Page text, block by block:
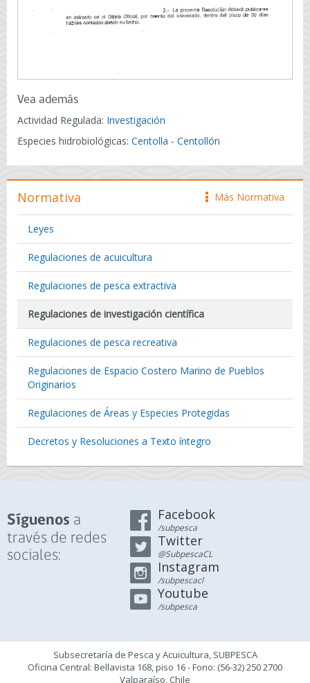
Vea además
Actividad Regulada: Investigación
Especies hidrobiológicas: Centolla - Centollón
icono
Más Normativa
Normativa
Leyes
Regulaciones de acuicultura
Regulaciones de pesca extractiva
Regulaciones de investigación científica
Regulaciones de pesca recreativa
Regulaciones de Espacio Costero Marino de Pueblos
Originarios
Regulaciones de Áreas y Especies Protegidas
Decretos y Resoluciones a Texto íntegro
Síguenos a
través de redes
sociales:
Facebook
/subpesca
Twitter
@SubpescaCL
Instagram
/subpescacl
Youtube
/subpesca
Subsecretaría de Pesca y Acuicultura, SUBPESCA
Oficina Central: Bellavista 168, piso 16 - Fono: (56-32) 250 2700
Valparaíso, Chile